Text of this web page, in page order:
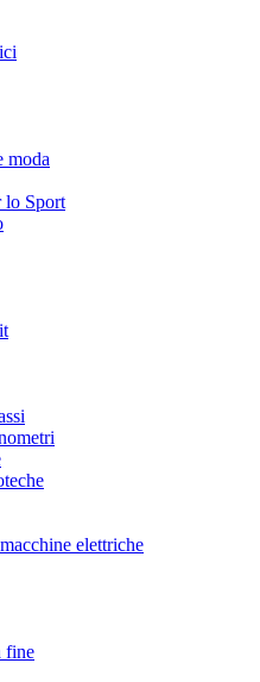
moda
lo Sport
elettriche
fine